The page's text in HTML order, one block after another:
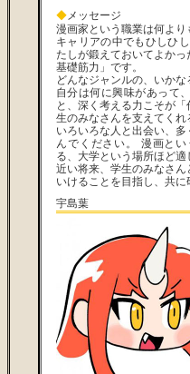
◆メッセージ
漫画家という職業は何よ
キャリアの中でもひしひ
たしが鍛えておいてよか
基礎筋力」です。
どんなジャンルの、いかな
自分は何に興味があって
と、深く考える力こそが
生のみなさんを支えてくれ
いろいろな人と出会い、
んでください。 漫画と
る、大学という場所ほど適
近い将来、学生のみなさ
いけることを目指し、共に
宇島葉